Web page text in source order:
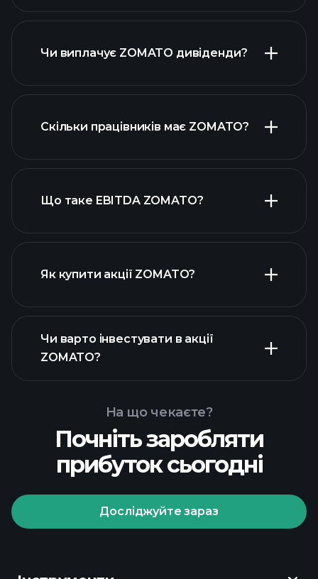
прибутки ZOMATO
Чи виплачує ZOMATO дивіденди?
Скільки працівників має ZOMATO?
Що таке EBITDA ZOMATO?
фінансових звітах ZOMATO
Як купити акції ZOMATO?
Playtrade Tournaments
рекомендованого
брокера
Чи варто інвестувати в акції
ZOMATO?
На що чекаєте?
Почніть заробляти
прибуток сьогодні
Досліджуйте зараз